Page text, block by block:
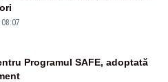
Programul SAFE, adoptată